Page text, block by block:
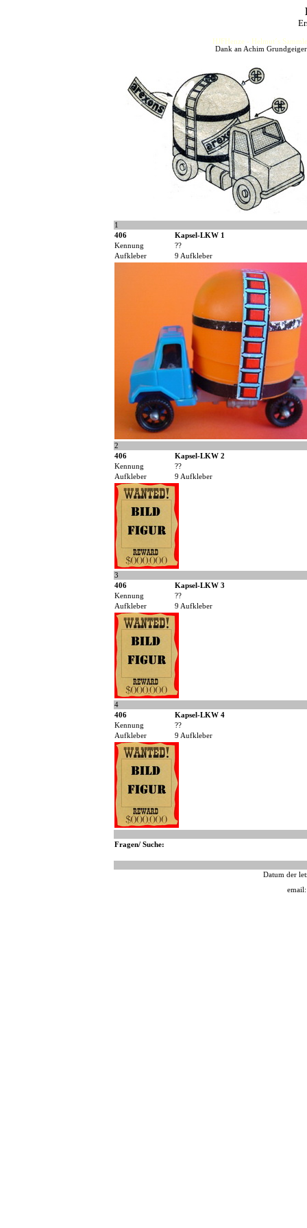
HJFHenze - Helmut´s
Dank an Achim
1
406
Kapsel-LKW 1
Kennung
??
Aufkleber
9 Aufkleber
2
406
Kapsel-LKW 2
Kennung
??
Aufkleber
9 Aufkleber
3
406
Kapsel-LKW 3
Kennung
??
Aufkleber
9 Aufkleber
4
406
Kapsel-LKW 4
Kennung
??
Aufkleber
9 Aufkleber
Fragen/ Suche:
Datum der